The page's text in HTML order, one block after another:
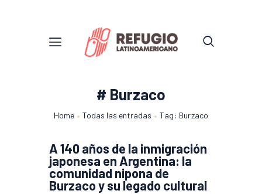
# Burzaco
Home Todas las entradas Tag: Burzaco
A 140 años de la inmigración
japonesa en Argentina: la
comunidad nipona de
Burzaco y su legado cultural